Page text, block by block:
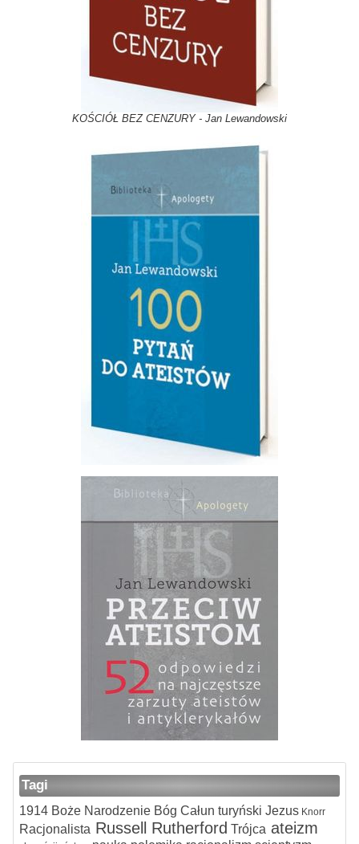
KOŚCIÓŁ BEZ CENZURY - Jan Lewandowski
Tagi
1914Boże NarodzenieBóg Całun turyński JezusKnorr
Racjonalista Russell Rutherford Trójca ateizm